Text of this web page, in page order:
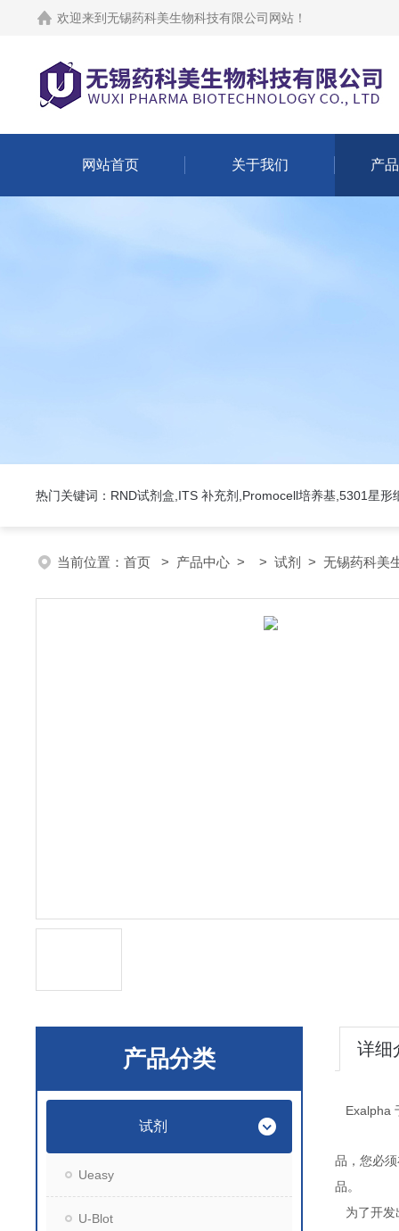
欢迎来到 无锡药科美生物科技有限公司网站 ！
网站首页 关于我们 产
热门关键词：RND试剂盒,ITS 补充剂,Promocell培养基,5301星形
当前位置： 首页 > 产品中心 > > 试剂 > 无锡药科美
产品分类
试剂
Ueasy
U-Blot
详细
Exalpha
品，您必
品。
为了开